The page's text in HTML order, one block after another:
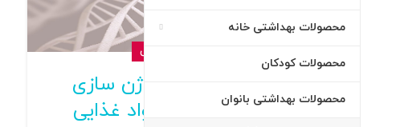
محصولات بهداشتی خانه
محصولات کودکان
محصولات بهداشتی بانوان
بهداشتی و مراقبتی
بهترین راه‌های کلاژن سازی
پوست از طریق مواد غذایی